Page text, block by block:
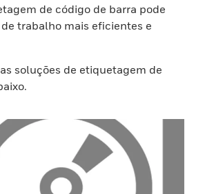
de código de barra pode
trabalho mais eficientes e
soluções de etiquetagem de